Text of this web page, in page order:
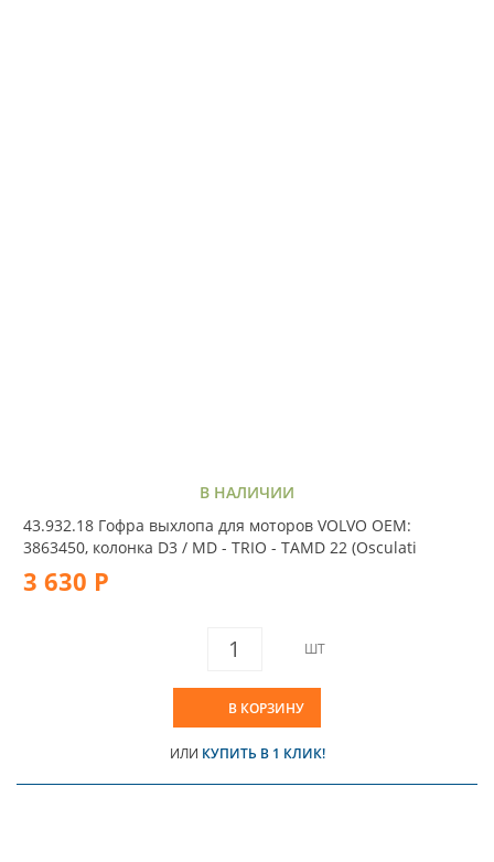
В НАЛИЧИИ
43.932.18 Гофра выхлопа для моторов VOLVO OEM:
3863450, колонка D3 / MD - TRIO - TAMD 22 (Osculati
3 630 Р
ШТ
В КОРЗИНУ
ИЛИ КУПИТЬ В 1 КЛИК!